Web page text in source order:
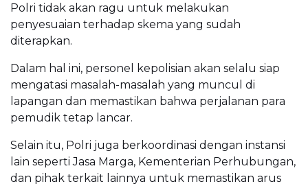
Polri tidak akan ragu untuk melakukan
penyesuaian terhadap skema yang sudah
diterapkan.
Dalam hal ini, personel kepolisian akan selalu siap
mengatasi masalah-masalah yang muncul di
lapangan dan memastikan bahwa perjalanan para
pemudik tetap lancar.
Selain itu, Polri juga berkoordinasi dengan instansi
lain seperti Jasa Marga, Kementerian Perhubungan,
dan pihak terkait lainnya untuk memastikan arus